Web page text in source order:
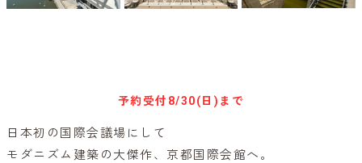
予約受付 8/30(日)まで
日本初の国際会議場にして
モダニズム建築の大傑作、京都国際会館へ。